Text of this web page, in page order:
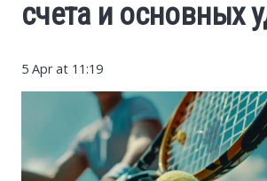
счета и основных
5 Apr at 11:19